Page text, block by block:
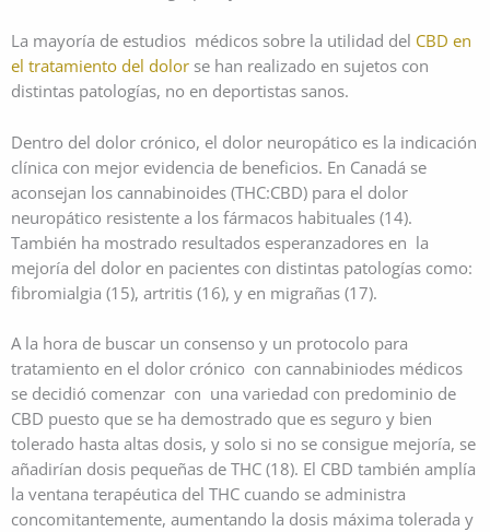
La mayoría de estudios médicos sobre la utilidad del CBD en
el tratamiento del dolor se han realizado en sujetos con
distintas patologías, no en deportistas sanos.
Dentro del dolor crónico, el dolor neuropático es la indicación
clínica con mejor evidencia de beneficios. En Canadá se
aconsejan los cannabinoides (THC:CBD) para el dolor
neuropático resistente a los fármacos habituales (14).
También ha mostrado resultados esperanzadores en la
mejoría del dolor en pacientes con distintas patologías como:
fibromialgia (15), artritis (16), y en migrañas (17).
A la hora de buscar un consenso y un protocolo para
tratamiento en el dolor crónico con cannabiniodes médicos
se decidió comenzar con una variedad con predominio de
CBD puesto que se ha demostrado que es seguro y bien
tolerado hasta altas dosis, y solo si no se consigue mejoría, se
añadirían dosis pequeñas de THC (18). El CBD también amplía
la ventana terapéutica del THC cuando se administra
concomitantemente, aumentando la dosis máxima tolerada y